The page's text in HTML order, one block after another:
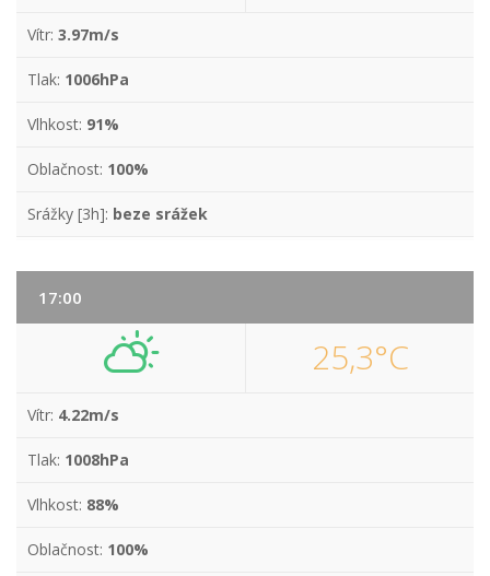
Vítr: 3.97m/s
Tlak: 1006hPa
Vlhkost: 91%
Oblačnost: 100%
Srážky [3h]: beze srážek
17:00
25,3°C
Vítr: 4.22m/s
Tlak: 1008hPa
Vlhkost: 88%
Oblačnost: 100%